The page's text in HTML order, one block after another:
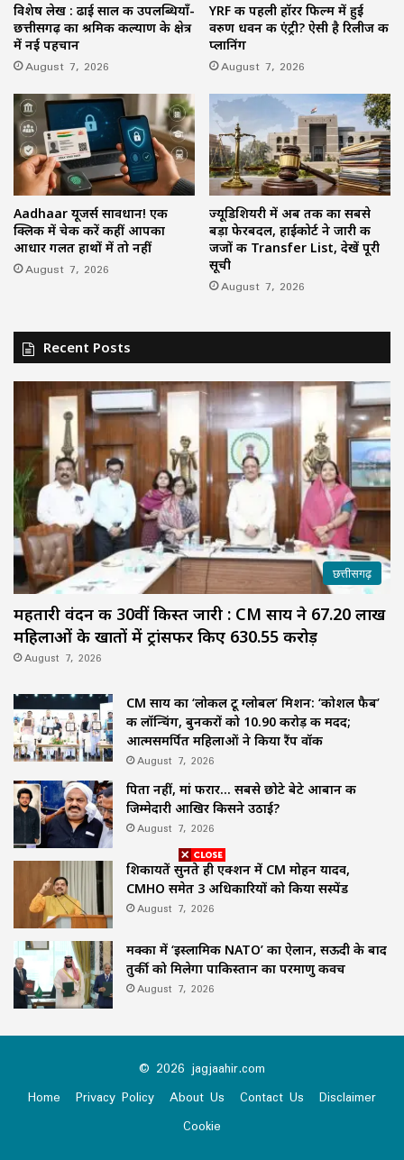
विशेष लेख : ढाई साल की उपलब्धियाँ-
छत्तीसगढ़ का श्रमिक कल्याण के क्षेत्र
में नई पहचान
August 7, 2026
YRF की पहली हॉरर फिल्म में हुई
वरुण धवन की एंट्री? ऐसी है रिलीज की
प्लानिंग
August 7, 2026
Aadhaar यूजर्स सावधान! एक
क्लिक में चेक करें कहीं आपका
आधार गलत हाथों में तो नहीं
August 7, 2026
ज्यूडिशियरी में अब तक का सबसे
बड़ा फेरबदल, हाईकोर्ट ने जारी की
जजों की Transfer List, देखें पूरी
सूची
August 7, 2026
Recent Posts
छत्तीसगढ़
महतारी वंदन की 30वीं किस्त जारी : CM साय ने 67.20 लाख
महिलाओं के खातों में ट्रांसफर किए ₹630.55 करोड़
August 7, 2026
CM साय का ‘लोकल टू ग्लोबल’ मिशन: ‘कोशल फैब’
की लॉन्चिंग, बुनकरों को 10.90 करोड़ की मदद;
आत्मसमर्पित महिलाओं ने किया रैंप वॉक
August 7, 2026
पिता नहीं, मां फरार… सबसे छोटे बेटे आबान की
जिम्मेदारी आखिर किसने उठाई?
August 7, 2026
शिकायतें सुनते ही एक्शन में CM मोहन यादव,
CMHO समेत 3 अधिकारियों को किया सस्पेंड
August 7, 2026
मक्का में ‘इस्लामिक NATO’ का ऐलान, सऊदी के बाद
तुर्की को मिलेगा पाकिस्तान का परमाणु कवच
August 7, 2026
© 2026 jagjaahir.com
Home
Privacy Policy About Us Contact Us
Disclaimer
Cookie